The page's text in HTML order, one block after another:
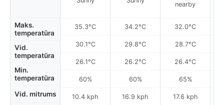
Maks.
temperatūra
Vid.
temperatūra
Min.
temperatūra
Vid. mitrums
35.3°C
30.1°C
26.1°C
60%
10.4 kph
34.2°C
29.8°C
26.2°C
60%
16.9 kph
nearby
32.0°C
28.7°C
26.4°C
65%
17.6 kph